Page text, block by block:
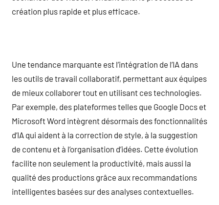
création plus rapide et plus efficace.
Une tendance marquante est l’intégration de l’IA dans
les outils de travail collaboratif, permettant aux équipes
de mieux collaborer tout en utilisant ces technologies.
Par exemple, des plateformes telles que Google Docs et
Microsoft Word intègrent désormais des fonctionnalités
d’IA qui aident à la correction de style, à la suggestion
de contenu et à l’organisation d’idées. Cette évolution
facilite non seulement la productivité, mais aussi la
qualité des productions grâce aux recommandations
intelligentes basées sur des analyses contextuelles.